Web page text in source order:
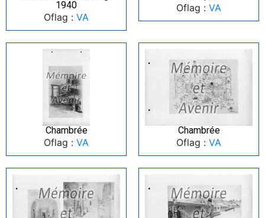
1940
Oflag : VA
Oflag : VA
Chambrée
Oflag : VA
Chambrée
Oflag : VA